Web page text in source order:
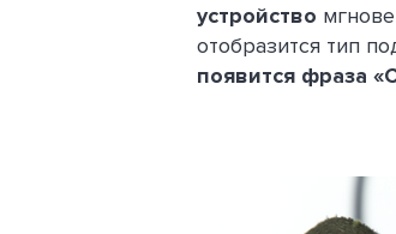
устройство
отобразится тип
появится фраза